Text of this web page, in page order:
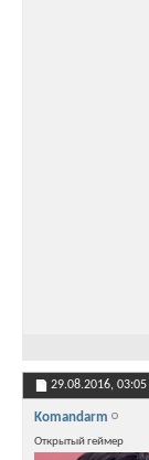
29.08.2016, 03:05
Komandarm
Открытый геймер